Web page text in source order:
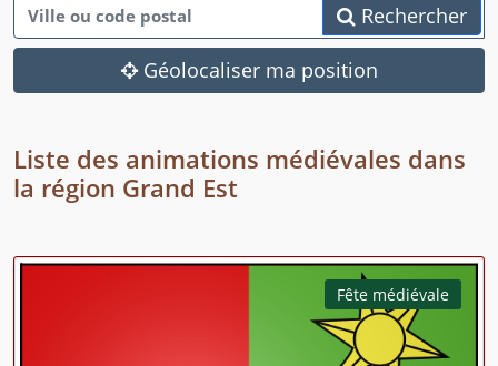
Rechercher
Géolocaliser ma position
Liste des animations médiévales dans
la région Grand Est
Fête médiévale